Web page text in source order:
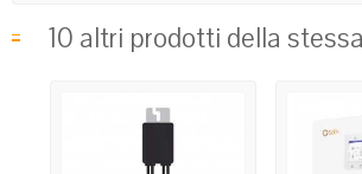
10 altri prodotti della